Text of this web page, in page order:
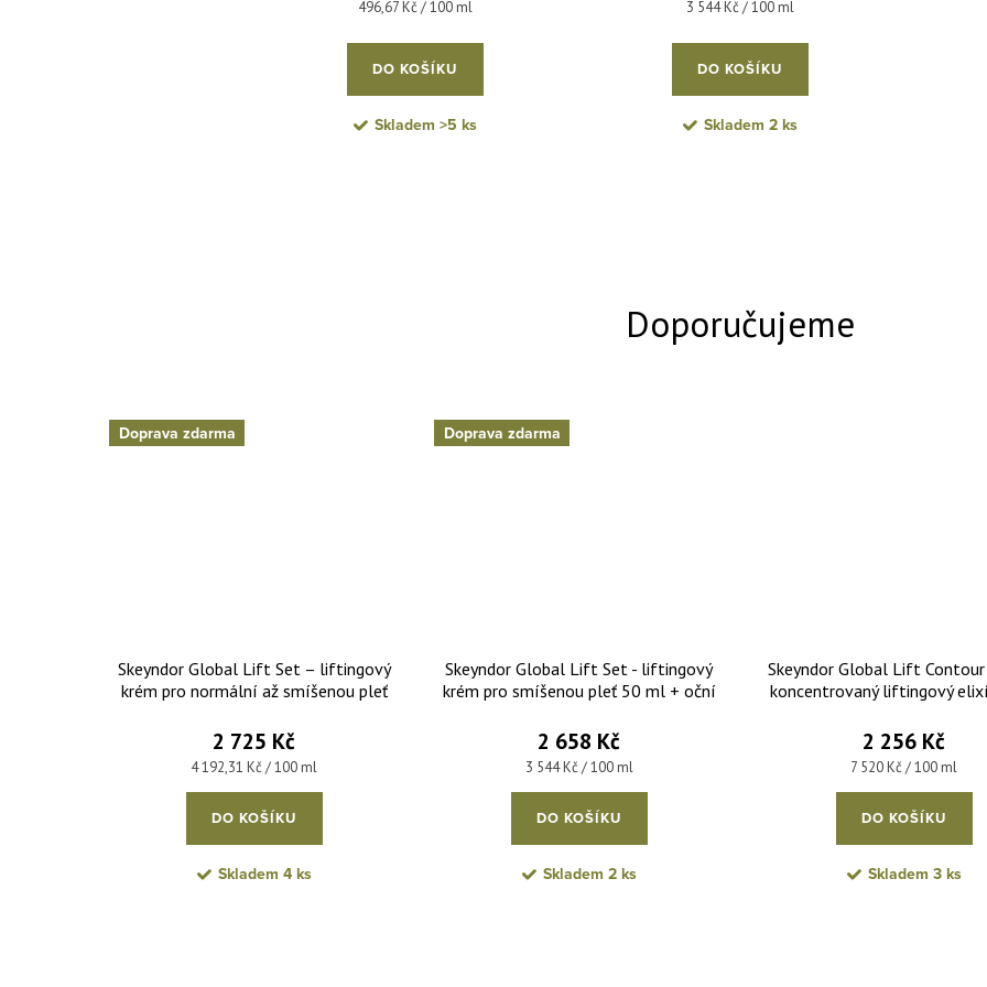
Měrná cena:
496,67 Kč / 100 ml
DO KOŠÍKU
Skladem >5 ks
Měrná cena:
3 544 Kč / 100 ml
DO KOŠÍKU
Skladem 2 ks
Doprava zdarma
Skeyndor Global Lift Set – liftingový
krém pro normální až smíšenou pleť
15 ml
2 725 Kč
Měrná cena:
4 192,31 Kč / 100 ml
DO KOŠÍKU
Skladem 4 ks
Doprava zdarma
Skeyndor Global Lift Set - liftingový
krém pro smíšenou pleť 50 ml + oční
2 658 Kč
Měrná cena:
3 544 Kč / 100 ml
DO KOŠÍKU
Skladem 2 ks
Skeyndor Global Lift
koncentrovaný liftingový
2 256 Kč
Měrná cena:
7 520 Kč / 100 ml
DO KOŠÍKU
Skladem 3 ks